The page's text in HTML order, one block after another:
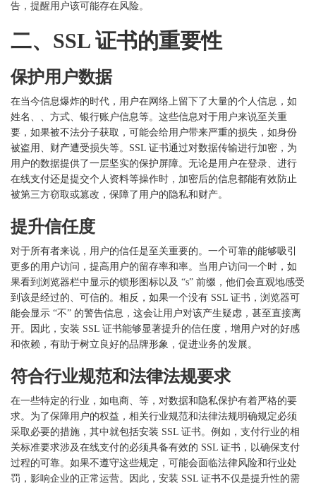
告，提醒用户该可能存在风险。
二、 SSL 证书的重要性
保护用户数据
在当今信息爆炸的时代，用户在网络上留下了大量的个人信息，如
姓名、、方式、银行账户信息等。这些信息对于用户来说至关重
要，如果被不法分子获取，可能会给用户带来严重的损失，如身份
被盗用、财产遭受损失等。 SSL 证书通过对数据传输进行加密，为
用户的数据提供了一层坚实的保护屏障。无论是用户在登录、进行
在线支付还是提交个人资料等操作时，加密后的信息都能有效防止
被第三方窃取或篡改，保障了用户的隐私和财产。
提升信任度
对于所有者来说，用户的信任是至关重要的。一个可靠的能够吸引
更多的用户访问，提高用户的留存率和率。当用户访问一个时，如
果看到浏览器栏中显示的锁形图标以及 “s” 前缀，他们会直观地感受
到该是经过的、可信的。相反，如果一个没有 SSL 证书，浏览器可
能会显示 “不” 的警告信息，这会让用户对该产生疑虑，甚至直接离
开。因此，安装 SSL 证书能够显著提升的信任度，增用户对的好感
和依赖，有助于树立良好的品牌形象，促进业务的发展。
符合行业规范和法律法规要求
在一些特定的行业，如电商、等，对数据和隐私保护有着严格的要
求。为了保障用户的权益，相关行业规范和法律法规明确规定必须
采取必要的措施，其中就包括安装 SSL 证书。例如，支付行业的相
关标准要求涉及在线支付的必须具备有效的 SSL 证书，以确保支付
过程的可靠。如果不遵守这些规定，可能会面临法律风险和行业处
罚，影响企业的正常运营。因此，安装 SSL 证书不仅是提升性的需